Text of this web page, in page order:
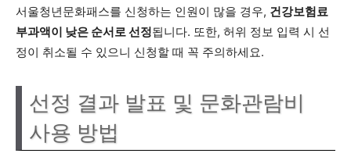
서울청년문화패스를 신청하는 인원이 많을 경우, 건강보험료
부과액이 낮은 순서로 선정됩니다. 또한, 허위 정보 입력 시 선
정이 취소될 수 있으니 신청할 때 꼭 주의하세요.
선정 결과 발표 및 문화관람비
사용 방법